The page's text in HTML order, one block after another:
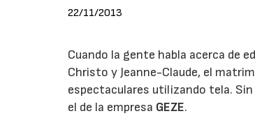
22/11/2013
Cuando la gente habla acerca de
Christo y Jeanne-Claude, el
espectaculares utilizando tela.
el de la empresa GEZE.